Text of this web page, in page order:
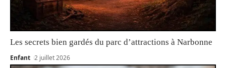
Les secrets bien gardés du parc d’attractions à Narbonne
Enfant 2 juillet 2026